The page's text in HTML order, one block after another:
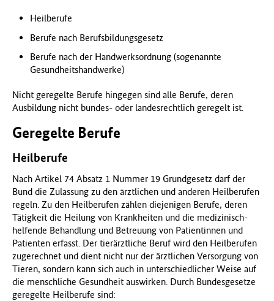
Heilberufe
Berufe nach Berufsbildungsgesetz
Berufe nach der Handwerksordnung (sogenannte
Gesundheitshandwerke)
Nicht geregelte Berufe hingegen sind alle Berufe, deren
Ausbildung nicht bundes- oder landesrechtlich geregelt ist.
Geregelte Berufe
Heilberufe
Nach Artikel 74 Absatz 1 Nummer 19 Grundgesetz darf der
Bund die Zulassung zu den ärztlichen und anderen Heilberufen
regeln. Zu den Heilberufen zählen diejenigen Berufe, deren
Tätigkeit die Heilung von Krankheiten und die medizinisch-
helfende Behandlung und Betreuung von Patientinnen und
Patienten erfasst. Der tierärztliche Beruf wird den Heilberufen
zugerechnet und dient nicht nur der ärztlichen Versorgung von
Tieren, sondern kann sich auch in unterschiedlicher Weise auf
die menschliche Gesundheit auswirken. Durch Bundesgesetze
geregelte Heilberufe sind: